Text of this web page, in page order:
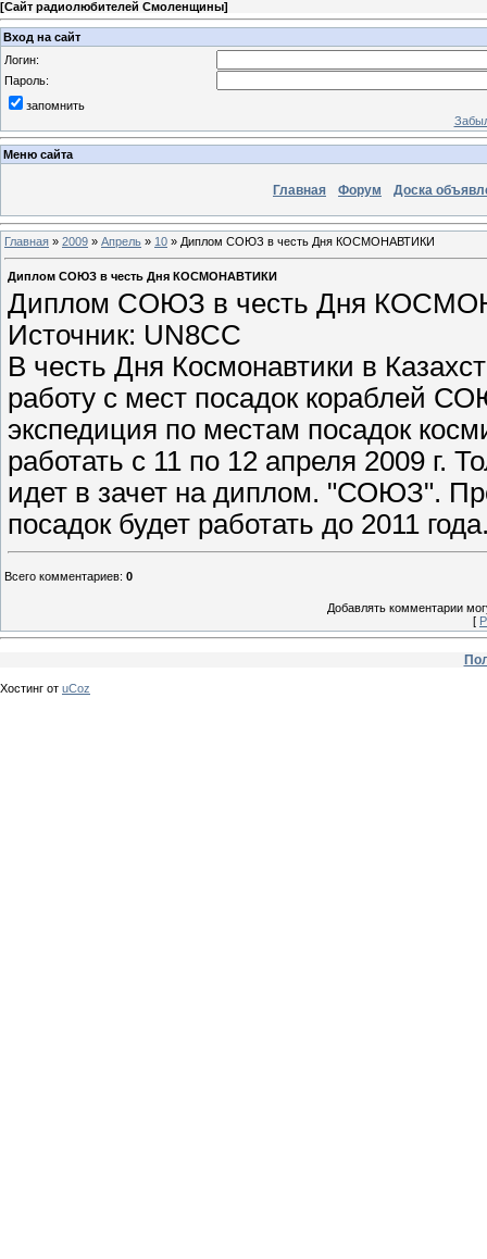
[Сайт радиолюбителей Смоленщины]
Вход на сайт
Логин:
Пароль:
запомнить
Меню сайта
Главная Форум Доска
Главная » 2009 » Апрель » 10 » Диплом CОЮЗ в честь Дня КОСМОНАВТИКИ
Диплом CОЮЗ в честь Дня КОСМОНАВТИКИ
Диплом CОЮЗ в честь Дня
Источник: UN8CC
В честь Дня Космонавтики в
работу с мест посадок кораблей
экспедиция по местам посадок
работать с 11 по 12 апреля 2009 г.
идет в зачет на диплом. "СОЮЗ".
посадок будет работать до 2011
Всего комментариев: 0
Добавлять комментарии
[
Хостинг от uCoz